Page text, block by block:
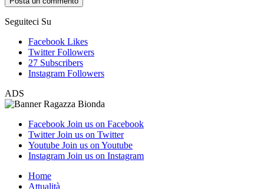
Seguiteci Su
Facebook Likes
Twitter Followers
27 Subscribers
Instagram Followers
ADS
Facebook Join us on Facebook
Twitter Join us on Twitter
Youtube Join us on Youtube
Instagram Join us on Instagram
Home
Attualità